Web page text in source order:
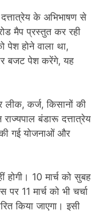
के अभिभाषण से
मैप प्रस्तुत कर रही
होने वाला था,
बजट पेश करेंगे, यह
लीक, कर्ज, किसानों की
बंडारू दत्तात्रेय
गई योजनाओं और
10 मार्च को सुबह
11 मार्च को भी चर्चा
किया जाएगा। इसी